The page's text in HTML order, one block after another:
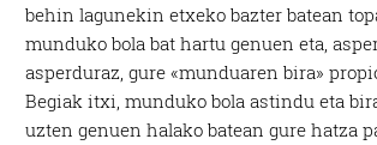
behin lagunekin etxeko bazter batean
munduko bola bat hartu genuen eta,
asperduraz, gure «munduaren bira»
Begiak itxi, munduko bola astindu eta
uzten genuen halako batean gure hatza